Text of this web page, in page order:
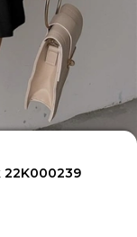
22K000239